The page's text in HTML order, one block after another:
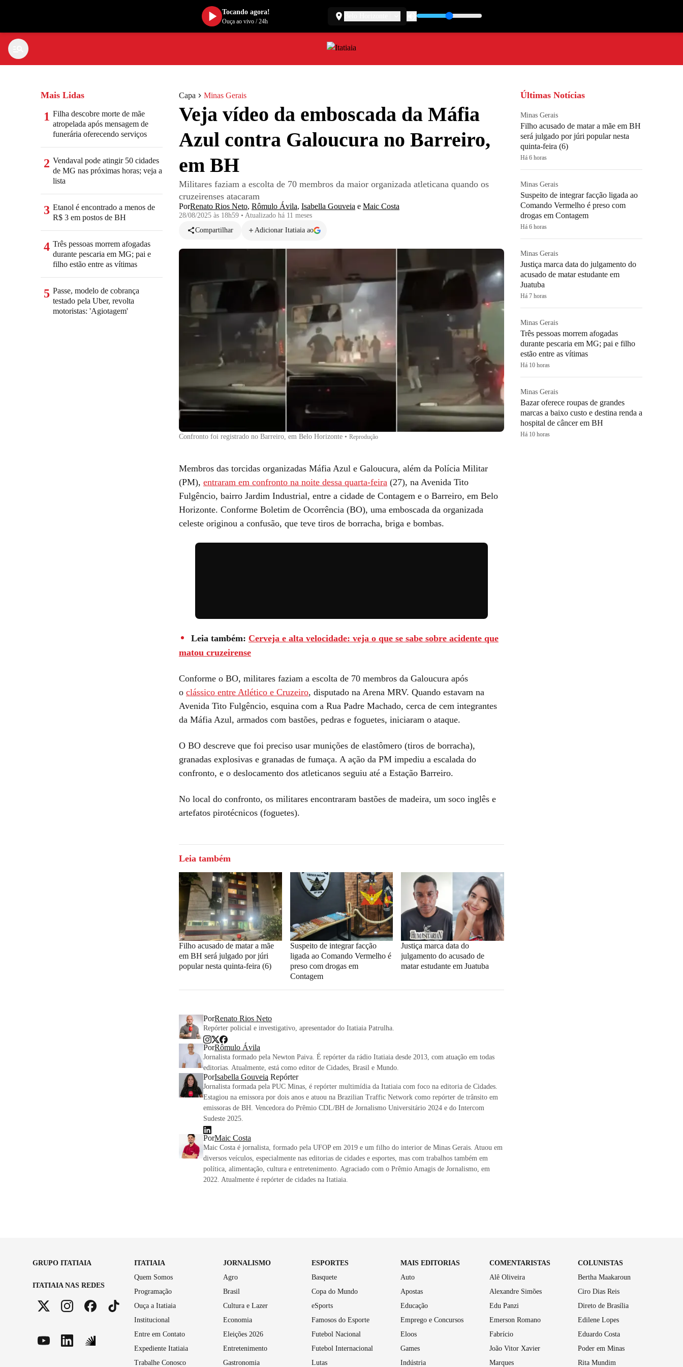
Capa Minas Gerais
Veja vídeo da emboscada da Máfia
Azul contra Galoucura no Barreiro,
em BH
Militares faziam a escolta de 70 membros da maior organizada atleticana quando os
cruzeirenses atacaram
PorRenato Rios Neto, Rômulo Ávila, Isabella Gouveia e Maic Costa
28/08/2025 às 18h59 • Atualizado há 11 meses
Compartilhar
Adicionar Itatiaia ao
Confronto foi registrado no Barreiro, em Belo Horizonte • Reprodução
Membros das torcidas organizadas Máfia Azul e Galoucura, além da Polícia Militar
(PM), entraram em confronto na noite dessa quarta-feira (27), na Avenida Tito
Fulgêncio, bairro Jardim Industrial, entre a cidade de Contagem e o Barreiro, em Belo
Horizonte. Conforme Boletim de Ocorrência (BO), uma emboscada da organizada
celeste originou a confusão, que teve tiros de borracha, briga e bombas.
Leia também: Cerveja e alta velocidade: veja o que se sabe sobre acidente que
matou cruzeirense
Conforme o BO, militares faziam a escolta de 70 membros da Galoucura após
o clássico entre Atlético e Cruzeiro, disputado na Arena MRV. Quando estavam na
Avenida Tito Fulgêncio, esquina com a Rua Padre Machado, cerca de cem integrantes
da Máfia Azul, armados com bastões, pedras e foguetes, iniciaram o ataque.
O BO descreve que foi preciso usar munições de elastômero (tiros de borracha),
granadas explosivas e granadas de fumaça. A ação da PM impediu a escalada do
confronto, e o deslocamento dos atleticanos seguiu até a Estação Barreiro.
No local do confronto, os militares encontraram bastões de madeira, um soco inglês e
artefatos pirotécnicos (foguetes).
Leia também
Filho acusado de matar a mãe
em BH será julgado por júri
popular nesta quinta-feira (6)
Suspeito de integrar facção
ligada ao Comando Vermelho é
preso com drogas em
Contagem
Justiça marca data do
julgamento do acusado de
matar estudante em Juatuba
PorRenato Rios Neto
Repórter policial e investigativo, apresentador do Itatiaia Patrulha.
PorRômulo Ávila
Jornalista formado pela Newton Paiva. É repórter da rádio Itatiaia desde 2013, com atuação em todas
editorias. Atualmente, está como editor de Cidades, Brasil e Mundo.
PorIsabella Gouveia, Repórter
Jornalista formada pela PUC Minas, é repórter multimídia da Itatiaia com foco na editoria de Cidades.
Estagiou na emissora por dois anos e atuou na Brazilian Traffic Network como repórter de trânsito em
emissoras de BH. Vencedora do Prêmio CDL/BH de Jornalismo Universitário 2024 e do Intercom
Sudeste 2025.
PorMaic Costa
Maic Costa é jornalista, formado pela UFOP em 2019 e um filho do interior de Minas Gerais. Atuou em
diversos veículos, especialmente nas editorias de cidades e esportes, mas com trabalhos também em
política, alimentação, cultura e entretenimento. Agraciado com o Prêmio Amagis de Jornalismo, em
2022. Atualmente é repórter de cidades na Itatiaia.
Mais Lidas
1 Filha descobre morte de mãe
atropelada após mensagem de
funerária oferecendo serviços
2 Vendaval pode atingir 50 cidades
de MG nas próximas horas; veja a
lista
3 Etanol é encontrado a menos de
R$ 3 em postos de BH
4 Três pessoas morrem afogadas
durante pescaria em MG; pai e
filho estão entre as vítimas
5 Passe, modelo de cobrança
testado pela Uber, revolta
motoristas: 'Agiotagem'
Últimas Notícias
Minas Gerais
Filho acusado de matar a mãe em BH
será julgado por júri popular nesta
quinta-feira (6)
Há 6 horas
Minas Gerais
Suspeito de integrar facção ligada ao
Comando Vermelho é preso com
drogas em Contagem
Há 6 horas
Minas Gerais
Justiça marca data do julgamento do
acusado de matar estudante em
Juatuba
Há 7 horas
Minas Gerais
Três pessoas morrem afogadas
durante pescaria em MG; pai e filho
estão entre as vítimas
Há 10 horas
Minas Gerais
Bazar oferece roupas de grandes
marcas a baixo custo e destina renda a
hospital de câncer em BH
Há 10 horas
GRUPO ITATIAIA
ITATIAIA NAS REDES
ITATIAIA
Quem Somos
Programação
Ouça a Itatiaia
Institucional
Entre em Contato
Expediente Itatiaia
Trabalhe Conosco
JORNALISMO
Agro
Brasil
Cultura e Lazer
Economia
Eleições 2026
Entretenimento
Gastronomia
ESPORTES
Basquete
Copa do Mundo
eSports
Famosos do Esporte
Futebol Nacional
Futebol Internacional
Lutas
MAIS EDITORIAS
Auto
Apostas
Educação
Emprego e Concursos
Eloos
Games
Indústria
COMENTARISTAS
Alê Oliveira
Alexandre Simões
Edu Panzi
Emerson Romano
Fabrício
João Vitor Xavier
Marques
COLUNISTAS
Bertha Maakaroun
Ciro Dias Reis
Direto de Brasília
Edilene Lopes
Eduardo Costa
Poder em Minas
Rita Mundim
Tocando agora!
Ouça ao vivo/24h